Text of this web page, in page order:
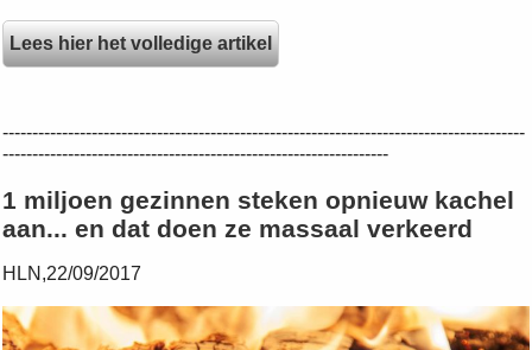
Lees hier het volledige artikel
----------------------------------------------------------------------------------------
-----------------------------------------------------------------
1 miljoen gezinnen steken opnieuw kachel
aan... en dat doen ze massaal verkeerd
HLN,22/09/2017